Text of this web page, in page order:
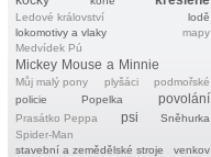
Ledové království
lodě
lokomotivy a vlaky
mapy
Medvídek Pú
Mickey Mouse a Minnie
Můj malý pony plyšáci
podmořské
policie
Popelka povolání
Prasátko Peppa psi
Sněhurka
Spider‐Man
stavební a zemědělské stroje
venkov